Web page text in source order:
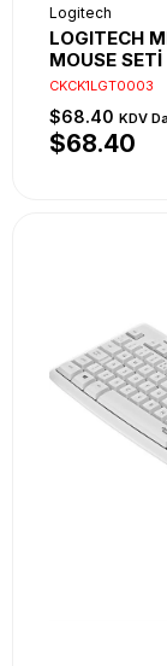
Logitech
LOGITECH
MOUSE
CKCK1LGT0003
$68.40 KDV
$68.40